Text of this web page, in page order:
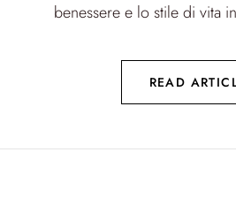
benessere e lo stile di vita
READ